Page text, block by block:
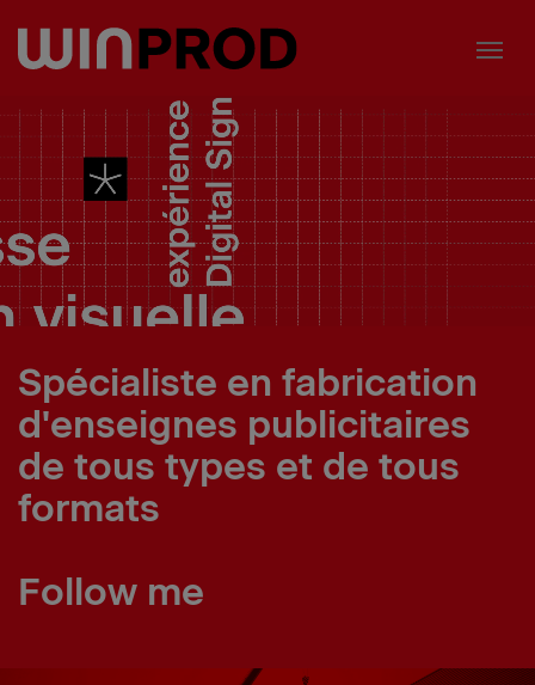
Spécialiste en fabrication
d'enseignes publicitaires
de tous types et de tous
formats
Follow me